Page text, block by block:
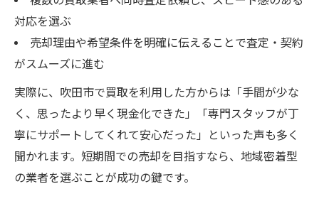
対応を選ぶ
売却理由や希望条件を明確に伝えることで査定・契約
がスムーズに進む
実際に、吹田市で買取を利用した方からは「手間が少な
く、思ったより早く現金化できた」「専門スタッフが丁
寧にサポートしてくれて安心だった」といった声も多く
聞かれます。短期間での売却を目指すなら、地域密着型
の業者を選ぶことが成功の鍵です。